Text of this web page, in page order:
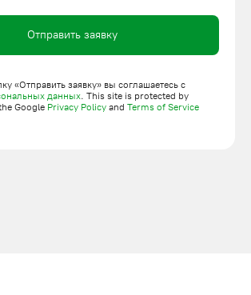
Отправить заявку
«Отправить заявку» вы соглашаетесь с
данных. This site is protected by
Google Privacy Policy and Terms of Service